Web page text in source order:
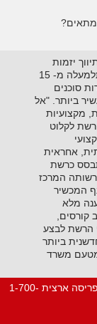
מתאים?
ועוסקת בתיווך יזמות
ושיווק נדל"ן על סוגיו השונים. כיום מונה הרשתלמעלה מ- 15
סוכנים
ביותר. "אל
מקצועיות
לקלוט
אחראית
כרשת
המרכז
המכשיר
מלא
קורסים,
הרשת לבצע
ביותר
מטעם משרד
"אל הנכס" - רשת משרדי נדלן המקצועית בישראל בפריסה ארצית 1-700-